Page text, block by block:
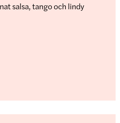
salsa, tango och lindy